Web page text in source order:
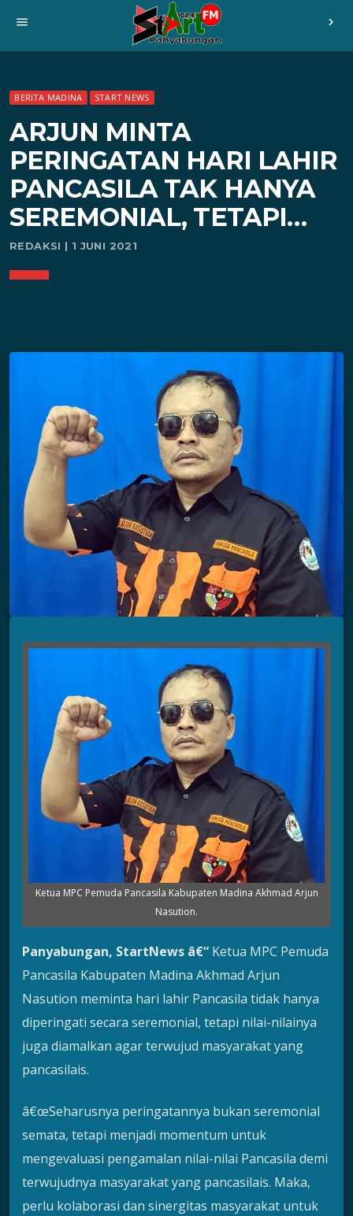
menu chevron_right
BERITA MADINA START NEWS
ARJUN MINTA
PERINGATAN HARI LAHIR
PANCASILA TAK HANYA
SEREMONIAL, TETAPI…
REDAKSI | 1 JUNI 2021
Ketua MPC Pemuda Pancasila Kabupaten Madina Akhmad Arjun
Nasution.
Panyabungan, StartNews â€“ Ketua MPC Pemuda
Pancasila Kabupaten Madina Akhmad Arjun
Nasution meminta hari lahir Pancasila tidak hanya
diperingati secara seremonial, tetapi nilai-nilainya
juga diamalkan agar terwujud masyarakat yang
pancasilais.
â€œSeharusnya peringatannya bukan seremonial
semata, tetapi menjadi momentum untuk
mengevaluasi pengamalan nilai-nilai Pancasila demi
terwujudnya masyarakat yang pancasilais. Maka,
perlu kolaborasi dan sinergitas masyarakat untuk